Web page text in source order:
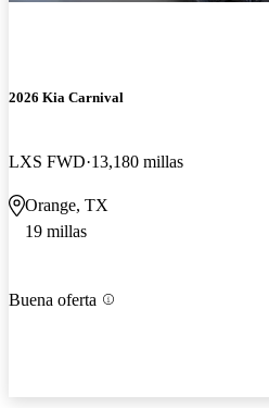
2026 Kia Carnival
LXS FWD 13,180 millas
Orange, TX
19 millas
Buena oferta